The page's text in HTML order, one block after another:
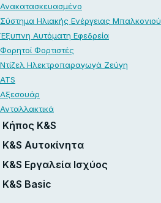
Ανακατασκευασμένο
Σύστημα Ηλιακής Ενέργειας Μπαλκονιού
Έξυπνη Αυτόματη Εφεδρεία
Φορητοί Φορτιστές
Ντίζελ Ηλεκτροπαραγωγά Ζεύγη
ATS
Αξεσουάρ
Ανταλλακτικά
Κήπος K&S
Ενοποιημένο Σύστημα Μπαταριών
Ανακατασκευασμένο
Αλυσοπρίονα
K&S Αυτοκίνητα
Αεροσυμπιεστές
K&S Εργαλεία Ισχύος
Ηλεκτρικά Εργαλεία
K&S Basic